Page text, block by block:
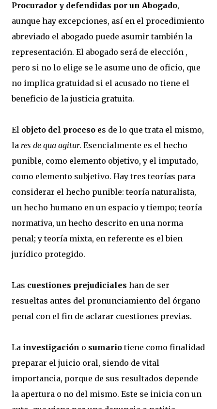
Procurador y defendidas por un Abogado,
aunque hay excepciones, así en el procedimiento
abreviado el abogado puede asumir también la
representación. El abogado será de elección ,
pero si no lo elige se le asume uno de oficio, que
no implica gratuidad si el acusado no tiene el
beneficio de la justicia gratuita.
El objeto del proceso es de lo que trata el mismo,
la res de qua agitur. Esencialmente es el hecho
punible, como elemento objetivo, y el imputado,
como elemento subjetivo. Hay tres teorías para
considerar el hecho punible: teoría naturalista,
un hecho humano en un espacio y tiempo; teoría
normativa, un hecho descrito en una norma
penal; y teoría mixta, en referente es el bien
jurídico protegido.
Las cuestiones prejudiciales han de ser
resueltas antes del pronunciamiento del órgano
penal con el fin de aclarar cuestiones previas.
La investigación o sumariotiene como finalidad
preparar el juicio oral, siendo de vital
importancia, porque de sus resultados depende
la apertura o no del mismo. Este se inicia con un